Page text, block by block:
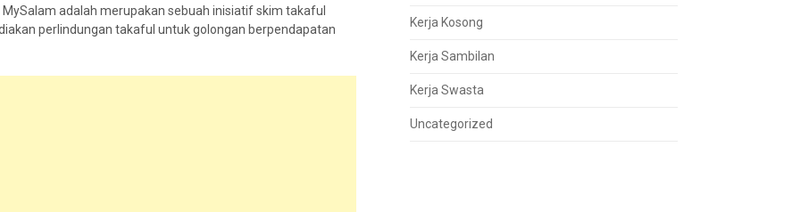
adalah merupakan sebuah inisiatif skim takaful
perlindungan takaful untuk golongan berpendapatan
Kerja Kosong
Kerja Sambilan
Kerja Swasta
Uncategorized